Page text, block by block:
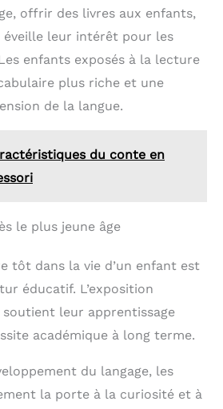
offrir des livres aux enfants,
éveille leur intérêt pour les
enfants exposés à la lecture
plus riche et une
de la langue.
du conte en
le plus jeune âge
tôt dans la vie d’un enfant est
éducatif. L’exposition
leur apprentissage
académique à long terme.
du langage, les
la porte à la curiosité et à